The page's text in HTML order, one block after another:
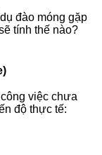
đào móng gặp
tính thế nào?
việc chưa
độ thực tế: